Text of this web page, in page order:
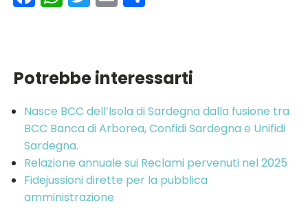
Potrebbe interessarti
Nasce BCC dell’Isola di Sardegna dalla fusione tra
BCC Banca di Arborea, Confidi Sardegna e Unifidi
Sardegna.
Relazione annuale sui Reclami pervenuti nel 2025
Fidejussioni dirette per la pubblica
amministrazione